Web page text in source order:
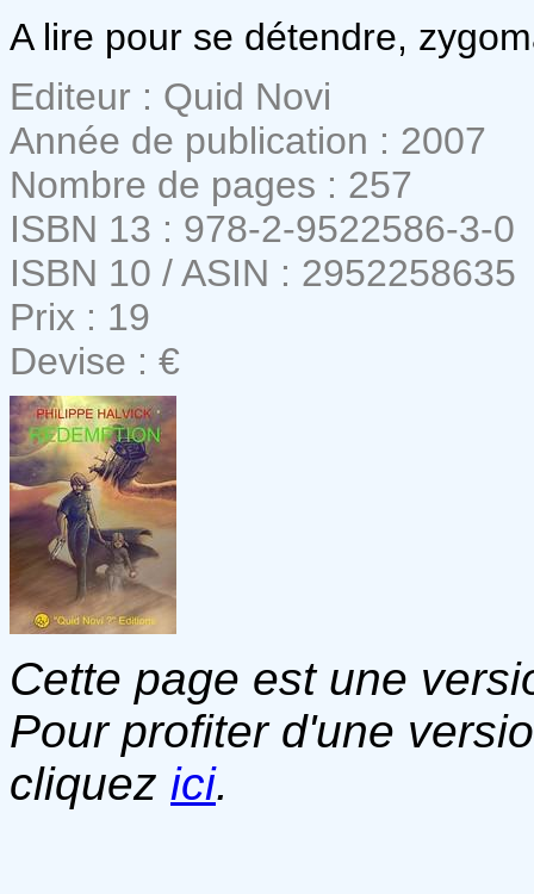
A lire pour se détendre,
Editeur : Quid Novi
Année de publication : 2007
Nombre de pages : 257
ISBN 13 : 978-2-9522586-3-0
ISBN 10 / ASIN : 2952258635
Prix : 19
Devise : €
Cette page est une
Pour profiter d'une
cliquez ici.